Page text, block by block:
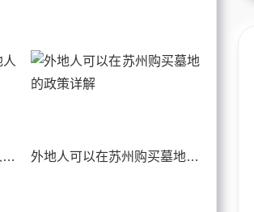
苏州墓地购买政策，外地人可以购买墓地 外地人可以在苏州购买墓地的政策详解